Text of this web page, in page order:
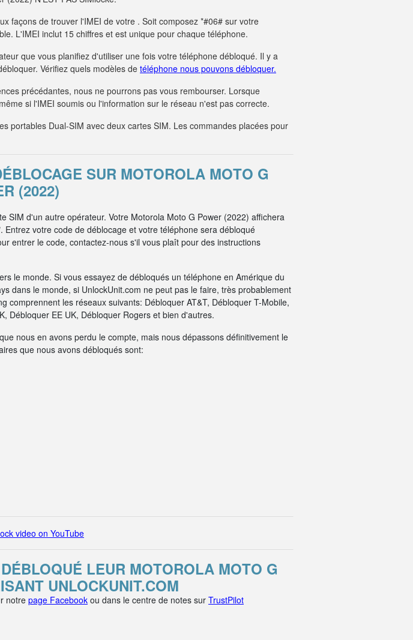
façons de trouver l'IMEI de votre . Soit composez *#06# sur votre
L'IMEI inclut 15 chiffres et est unique pour chaque téléphone.
que vous planifiez d'utiliser une fois votre téléphone débloqué. Il y a
Vérifiez quels modèles detéléphone nous pouvons débloquer.
précédantes, nous ne pourrons pas vous rembourser. Lorsque
si l'IMEI soumis ou l'information sur le réseau n'est pas correcte.
portables Dual-SIM avec deux cartes SIM. Les commandes placées pour
SUR MOTOROLA MOTO G
(2022)
SIM d'un autre opérateur. Votre Motorola Moto G Power (2022) affichera
votre code de déblocage et votre téléphone sera débloqué
entrer le code, contactez-nous s'il vous plaît pour des instructions
le monde. Si vous essayez de débloqués un téléphone en Amérique du
dans le monde, si UnlockUnit.com ne peut pas le faire, très probablement
les réseaux suivants: Débloquer AT&T, Débloquer T-Mobile,
Débloquer EE UK, Débloquer Rogers et bien d'autres.
nous en avons perdu le compte, mais nous dépassons définitivement le
que nous avons débloqués sont:
video on YouTube
LEUR MOTOROLA MOTO G
UNLOCKUNIT.COM
notre page Facebook ou dans le centre de notes sur TrustPilot